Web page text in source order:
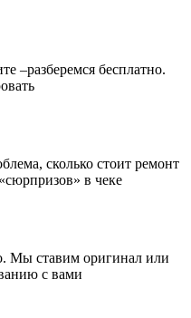
–разберемся бесплатно.
сколько стоит ремонт
в чеке
Мы ставим оригинал или
с вами